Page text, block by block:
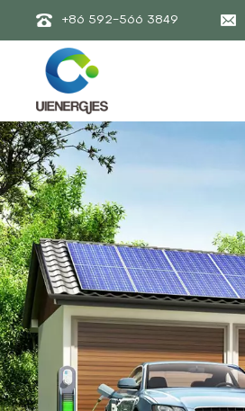
+86 592-566 3849